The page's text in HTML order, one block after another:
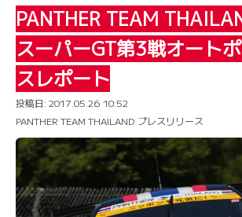
PANTHER TEAM
スーパーGT第3戦オート
スレポート
投稿日: 2017.05.26 10:52
PANTHER TEAM THAILAND プレスリリース